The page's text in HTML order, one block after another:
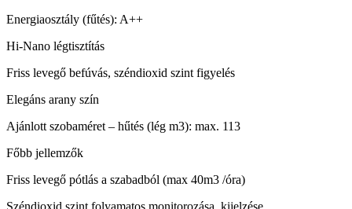
Energiaosztály (fűtés): A++
Hi-Nano légtisztítás
Friss levegő befúvás, széndioxid szint figyelés
Elegáns arany szín
Ajánlott szobaméret – hűtés (lég m3): max. 113
Főbb jellemzők
Friss levegő pótlás a szabadból (max 40m3 /óra)
Széndioxid szint folyamatos monitorozása, kijelzése